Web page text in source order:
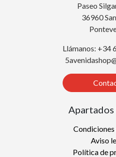
Paseo
36960
Llámanos: +34
Apartados
Condiciones
Aviso
Política de